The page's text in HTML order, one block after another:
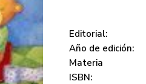
Editorial:
Año de edición:
Materia
ISBN: